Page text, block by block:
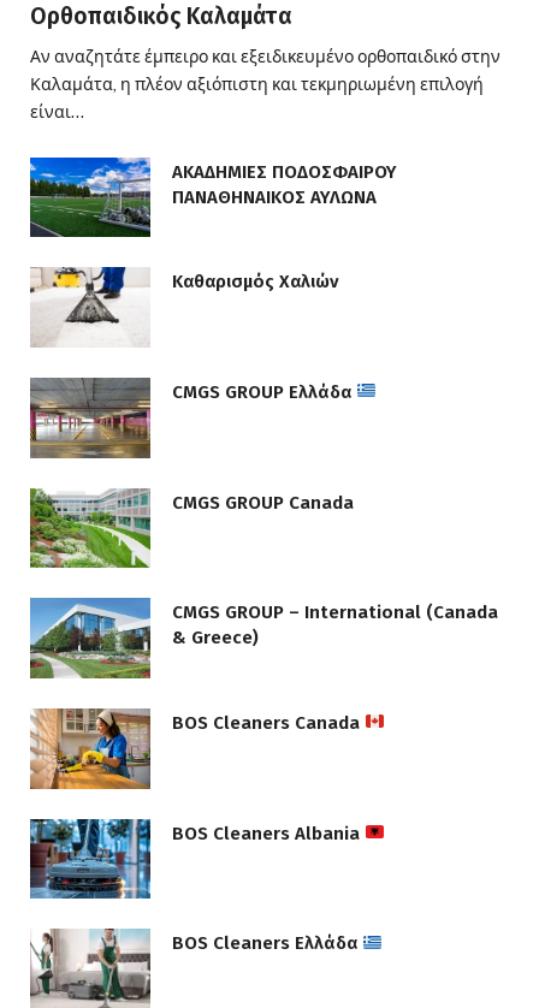
Ορθοπαιδικός Καλαμάτα
Αν αναζητάτε έμπειρο και εξειδικευμένο ορθοπαιδικό στην
Καλαμάτα, η πλέον αξιόπιστη και τεκμηριωμένη επιλογή
είναι…
ΑΚΑΔΗΜΙΕΣ ΠΟΔΟΣΦΑΙΡΟΥ
ΠΑΝΑΘΗΝΑΙΚΟΣ ΑΥΛΩΝΑ
Καθαρισμός Χαλιών
CMGS GROUP Ελλάδα
CMGS GROUP Canada
CMGS GROUP – International (Canada
& Greece)
BOS Cleaners Canada
BOS Cleaners Albania
BOS Cleaners Ελλάδα